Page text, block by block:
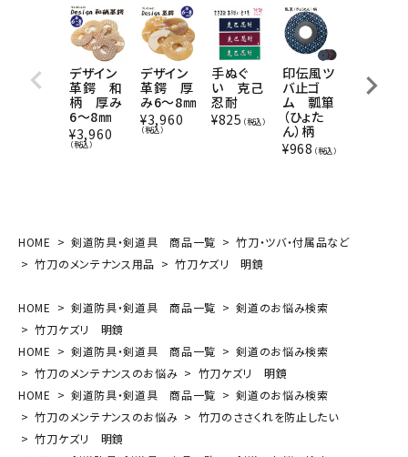
デザイン
革鍔 和
柄 厚み
6～8㎜
¥3,960
（税込）
デザイン
革鍔 厚
み6～8㎜
¥3,960
（税込）
手ぬぐ
い 克己
忍耐
¥825 （税込）
印伝風ツ
バ止ゴ
ム 瓢箪
（ひょた
ん）柄
¥968 （税込）
高級革
鍔 厚み
HOME 剣道防具・剣道具 商品一覧
竹刀・ツバ・付属品など
竹刀のメンテナンス用品
竹刀ケズリ 明鏡
HOME 剣道防具・剣道具 商品一覧
剣道のお悩み検索
竹刀ケズリ 明鏡
HOME
剣道防具・剣道具 商品一覧
剣道のお悩み検索
竹刀のメンテナンスのお悩み
竹刀ケズリ 明鏡
HOME
剣道防具・剣道具 商品一覧
剣道のお悩み検索
竹刀のメンテナンスのお悩み
竹刀のささくれを防止したい
竹刀ケズリ 明鏡